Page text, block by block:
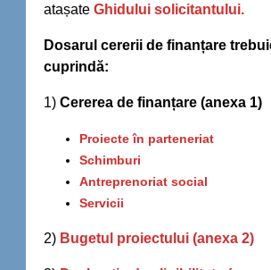
atașate Ghidului solicitantului.
Dosarul cererii de finanțare
cuprindă:
1) Cererea de finanțare (anexa 1)
Proiecte în parteneriat
Schimburi
Antreprenoriat social
Servicii
2) Bugetul proiectului (anexa 2)